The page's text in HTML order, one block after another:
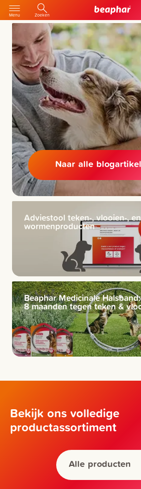
Menu Zoeken
Naar alle
Adviestool teken-, vlooien-, en
wormenproducten
Beaphar Medicinale
8 maanden tegen teken &
Bekijk ons volledige
productassortiment
Alle producten